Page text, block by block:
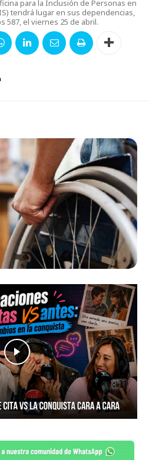
para la Inclusión de Personas en
tendrá lugar en sus dependencias,
587, el viernes 25 de abril.